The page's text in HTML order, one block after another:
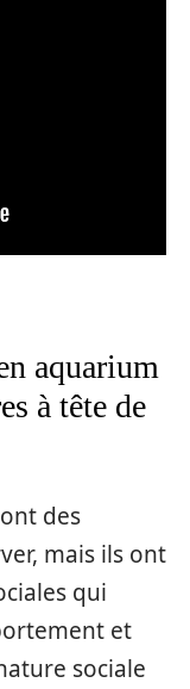
aquarium
à tête de
des
mais ils ont
qui
et
sociale